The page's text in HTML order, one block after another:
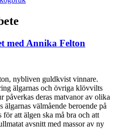
med Annika Felton
nybliven guldkvist vinnare.
älgarnas och övriga klövvilts
påverkas deras matvanor av olika
välmående beroende på
att älgen ska må bra och att
avsnitt med massor av ny